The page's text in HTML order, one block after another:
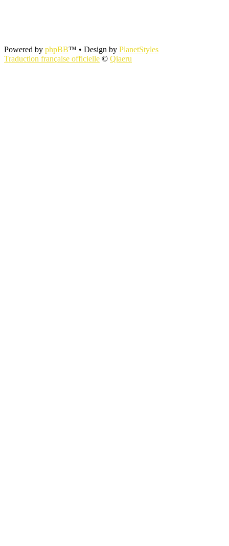
Powered by phpBB™ • Design by PlanetStyles
Traduction française officielle © Qiaeru